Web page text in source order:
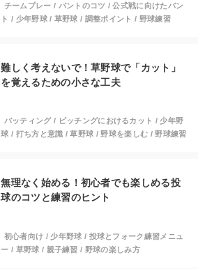
チームプレー / バントのコツ /公式戦に向けたバン
ト / 少年野球/ 草野球 / 調整ポイント / 野球練習
難しく考えないで！草野球で「カット」
を覚えるための小さな工夫
バッティング/ ピッチングにおけるカット / 少年野
球 / 打ち方と意識 /草野球 /野球を楽しむ /野球練習
無理なく始める！初心者でも楽しめる投
球のコツと練習のヒント
初心者向け / 少年野球 / 投球とフォーク練習メニュ
ー / 草野球 / 親子練習 / 野球の楽しみ方